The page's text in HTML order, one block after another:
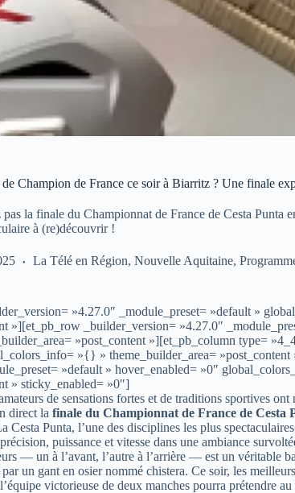
Champion de France ce soir à Biarritz ? Une finale
la finale du Championnat de France de Cesta Punta
à (re)découvrir !
La Télé en Région, Nouvelle Aquitaine,
»4.27.0″ _module_preset= »default »
»][et_pb_row _builder_version= »4.27.0″
»post_content »][et_pb_column type=
»{} » theme_builder_area=
»default » hover_enabled= »0″
» sticky_enabled= »0″]
de sensations fortes et de traditions sportives
direct la finale du Championnat de France de Cesta
Punta, l’une des disciplines les plus
puissance et vitesse dans une ambiance
— un à l’avant, l’autre à l’arrière — est un véritable
un gant en osier nommé chistera. Ce soir, les
victorieuse de deux manches pourra prétendre au